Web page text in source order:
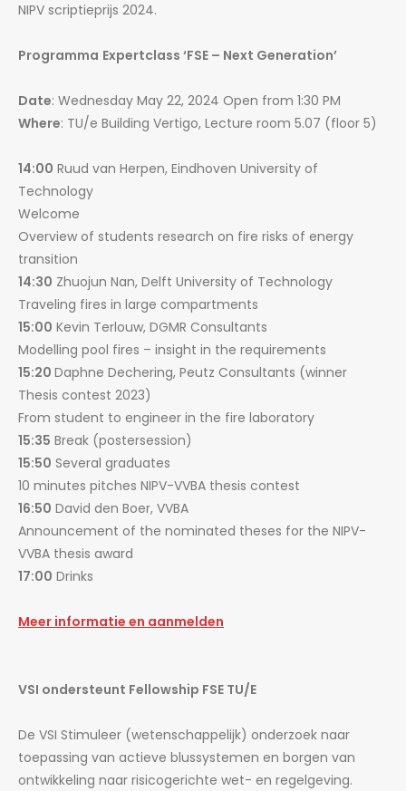
NIPV scriptieprijs 2024.
Programma Expertclass ‘FSE – Next Generation’
Date: Wednesday May 22, 2024 Open from 1:30 PM
Where: TU/e Building Vertigo, Lecture room 5.07 (floor 5)
14:00 Ruud van Herpen, Eindhoven University of
Technology
Welcome
Overview of students research on fire risks of energy
transition
14:30 Zhuojun Nan, Delft University of Technology
Traveling fires in large compartments
15:00 Kevin Terlouw, DGMR Consultants
Modelling pool fires – insight in the requirements
15:20 Daphne Dechering, Peutz Consultants (winner
Thesis contest 2023)
From student to engineer in the fire laboratory
15:35 Break (postersession)
15:50 Several graduates
10 minutes pitches NIPV-VVBA thesis contest
16:50 David den Boer, VVBA
Announcement of the nominated theses for the NIPV-
VVBA thesis award
17:00 Drinks
Meer informatie en aanmelden
VSI ondersteunt Fellowship FSE TU/E
De VSI Stimuleer (wetenschappelijk) onderzoek naar
toepassing van actieve blussystemen en borgen van
ontwikkeling naar risicogerichte wet- en regelgeving.